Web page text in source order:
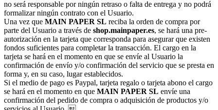
no será responsable por ningún retraso o falta de entrega y no podrá
formalizar ningún contrato con el Usuario.
Una vez que MAIN PAPER SL reciba la orden de compra por
parte del Usuario a través de shop.mainpaper.es, se hará una pre-
autorización en la tarjeta que corresponda para asegurar que existen
fondos suficientes para completar la transacción. El cargo en la
tarjeta se hará en el momento en que se envíe al Usuario la
confirmación de envío y/o confirmación del servicio que se presta en
forma y, en su caso, lugar establecidos.
Si el medio de pago es Paypal, tarjeta regalo o tarjeta abono el cargo
se hará en el momento en que MAIN PAPER SL envíe una
confirmación del pedido de compra o adquisición de productos y/o